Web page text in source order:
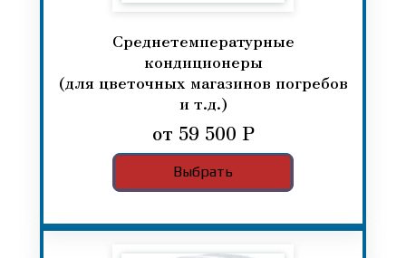
Среднетемпературные
кондиционеры
(для цветочных магазинов погребов
и т.д.)
от 59 500 Р
Выбрать